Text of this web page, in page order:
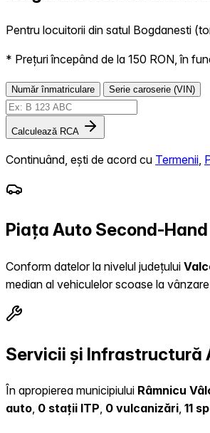
Pentru locuitorii din satul Bogdanesti
* Prețuri începând de la 150 RON, în
Număr înmatriculare Serie caroserie (VIN)
Calculează RCA
Continuând, ești de acord cu Termenii
Piața Auto Second-
Conform datelor la nivelul județului
median al vehiculelor scoase la
Servicii și Infrastructură
În apropierea municipiului Râmnicu
auto, 0 stații ITP, 0 vulcanizări, 11